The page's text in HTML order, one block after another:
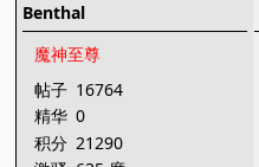
Benthal
魔神至尊
帖子 16764
精华 0
积分 21290